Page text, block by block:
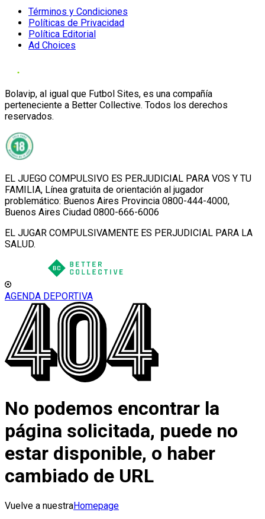
Términos y Condiciones
Políticas de Privacidad
Política Editorial
Ad Choices
Bolavip, al igual que Futbol Sites, es una compañía
perteneciente a Better Collective. Todos los derechos
reservados.
EL JUEGO COMPULSIVO ES PERJUDICIAL PARA VOS Y TU
FAMILIA, Línea gratuita de orientación al jugador
problemático: Buenos Aires Provincia 0800-444-4000,
Buenos Aires Ciudad 0800-666-6006
EL JUGAR COMPULSIVAMENTE ES PERJUDICIAL PARA LA
SALUD.
AGENDA DEPORTIVA
No podemos encontrar la
página solicitada, puede no
estar disponible, o haber
cambiado de URL
Vuelve a nuestraHomepage